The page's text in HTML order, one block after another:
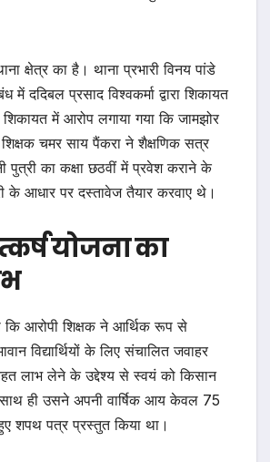
क्षेत्र का है। थाना प्रभारी विनय पांडे
ददिबल प्रसाद विश्वकर्मा द्वारा शिकायत
में आरोप लगाया गया कि जामझोर
चमर साय पैंकरा ने शैक्षणिक सत्र
का कक्षा छठवीं में प्रवेश कराने के
के आधार पर दस्तावेज तैयार करवाए थे।
योजना का
आरोपी शिक्षक ने आर्थिक रूप से
विद्यार्थियों के लिए संचालित जवाहर
लाभ लेने के उद्देश्य से स्वयं को किसान
ही उसने अपनी वार्षिक आय केवल 75
शपथ पत्र प्रस्तुत किया था।